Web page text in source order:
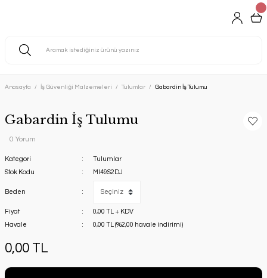
Anasayfa İş Güvenliği Malzemeleri Tulumlar Gabardin İş Tulumu
Gabardin İş Tulumu
0 Yorum
Kategori
Tulumlar
Stok Kodu
MI49S2DJ
Beden
Fiyat
0,00 TL + KDV
Havale
0,00 TL (%2,00 havale indirimi)
0,00 TL